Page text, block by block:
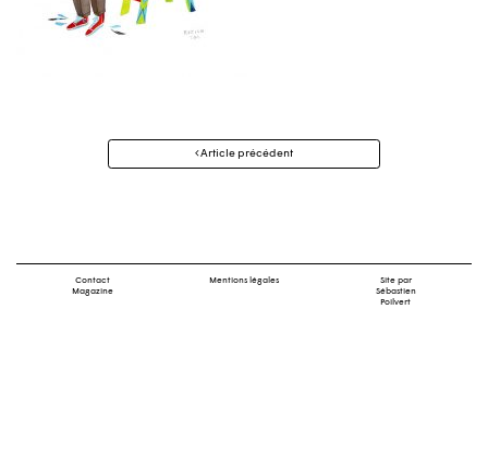
Navigation
Article précédent
Contact
Magazine
Mentions légales
Site par
Sébastien
Poilvert